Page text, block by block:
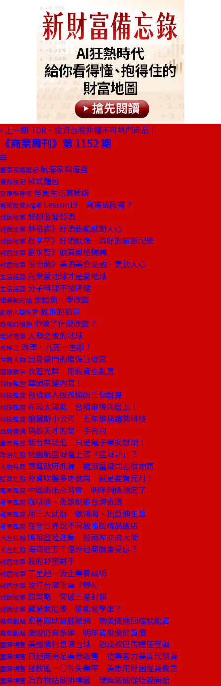
上一期 TDR，投資台股非懂不可熱門商品！
《商業周刊》第 1152 期
董事長嬉遊記 航海家與海盜
饕姊食記 歐式麵包
發現酷建築 怪異生活實驗版
藝術投資X檔案 Lesson19 真畫或假畫？
封面故事 醉超值葡萄酒
封面故事 林裕森》好酒要能感動人心
封面故事 屈享平》好酒就像一首好的電影配樂
封面故事 劉永智》飲其風格獨具
封面故事 葉怡蘭》美酒美食交融，更動人心
生活話題 先學愛地球才是愛地球
生活話題 分子料理不按牌理
總編輯的話 放鯰魚，學改變
創辦人聊天室 故事的陷阱
商場自慢塾 你做了什麼改變？
星河隨筆 人類之後的地球
去梯言 改革，九死一生哪！
世局人物 出身豪門的環保冒險家
關鍵數字 衣著光鮮 用假貨也亂真
科技風雲 華碩家變內幕！
科技風雲 台積電入股茂迪的三個盤算
科技風雲 布局太陽能 台積電後來居上！
科技風雲 俄羅斯小公司 五年進逼趨勢科技
商周書摘 偽鈔天才的第一手告白
產業風雲 新台幣貶值 只是電子業安慰劑！
政治焦點 桃園航空城會上演「空城計」？
人物特寫 專幫政府抓漏 羅淑蕾讓同志很頭痛
投資焦點 外資吹響多頭號角 就是要買元月！
產業風雲 中國跳出來背書 明年鋼價漲定了
產業風雲 咖啡渣、魚鱗創造台灣奇蹟
產業風雲 用三大武器 做鴻海、比亞迪生意
產業風雲 在全世界說不同故事的精品飯店
大陸焦點 媽祖登陸建廟 扮兩岸交流大使
大陸焦點 海爾近五千億外包商機誰受惠？
封面故事 我的野蠻對手
封面故事 三星超一流企業養成術
封面故事 攻打台灣筆電「雙A」
封面故事 四策略 突破三星封鎖
封面故事 贏過索尼後 還能偷學誰？
霸榮觀點 宏碁問鼎電腦龍頭 物美價廉回檔就能買
霸榮觀點 美股仍有多頭 明年買股優於買債
國際視窗 美國債利息滾雪球 恐成歐巴馬連任窒礙
國際視窗 日超商跨足票券販售 搶集客力兼賺代銷費
國際視窗 拯救逾一○％失業率 美想用紓困經費救急
國際視窗 為食物貼碳排標籤 瑞典減碳從吃飯開始